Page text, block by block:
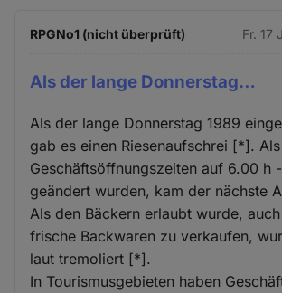
RPGNo1 (nicht überprüft) Fr. 17
Als der lange Donnerstag…
Als der lange Donnerstag 1989
gab es einen Riesenaufschrei [*].
Geschäftsöffnungszeiten auf 6.00 h
geändert wurden, kam der nächste
Als den Bäckern erlaubt wurde,
frische Backwaren zu verkaufen,
laut tremoliert [*].
In Tourismusgebieten haben